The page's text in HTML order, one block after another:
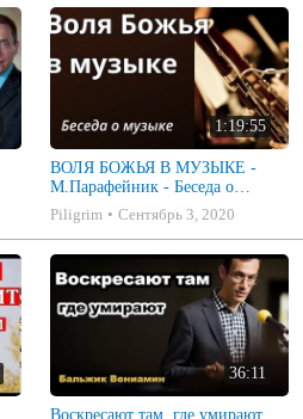
1:19:55
ВОЛЯ БОЖЬЯ В МУЗЫКЕ -
М.Парафейник - Беседа о
музыке 2
Piligrim Сентябрь 3, 2020
36:11
Воскресают там, где умирают.